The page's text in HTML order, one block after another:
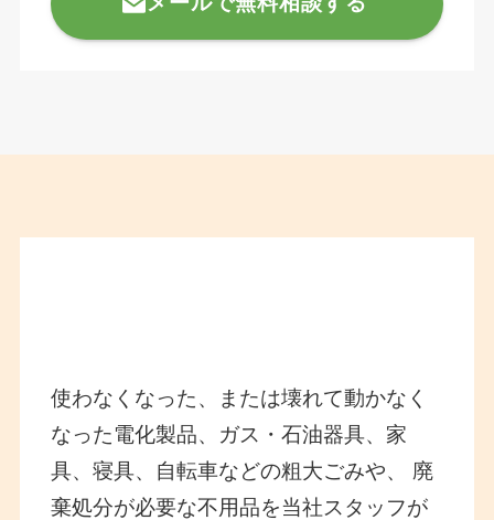
使わなくなった、または壊れて動かなく
なった電化製品、ガス・石油器具、家
具、寝具、自転車などの粗大ごみや、 廃
棄処分が必要な不用品を当社スタッフが